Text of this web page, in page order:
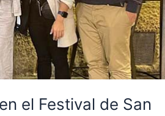
el Festival de San